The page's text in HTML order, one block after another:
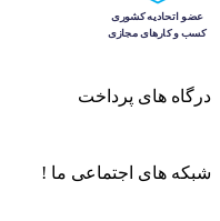
درگاه های پرداخت
شبکه های اجتماعی ما !